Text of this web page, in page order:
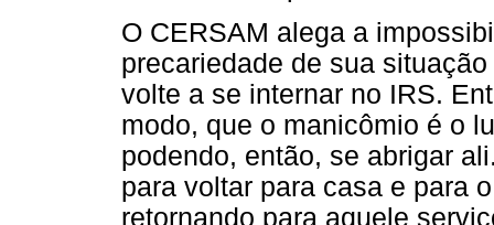
O CERSAM alega a
precariedade de sua
volte a se internar no IRS.
modo, que o manicômio é o
podendo, então, se abrigar
para voltar para casa e para
retornando para aquele